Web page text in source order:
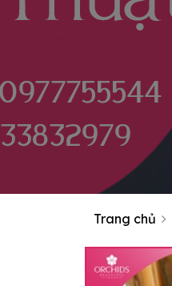
Trang chủ